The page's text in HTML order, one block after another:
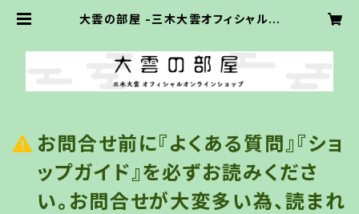
大雲の部屋 -三木大雲オフィシャルオ
お問合せ前に『よくある質問』『ショ
ップガイド』を必ずお読みくださ
い。お問合せが大変多い為、読まれ